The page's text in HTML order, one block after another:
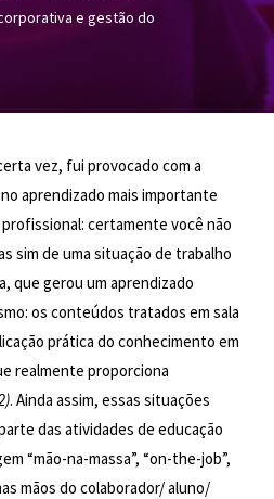
e gestão do
vez, fui provocado com a
aprendizado mais importante
certamente você não
sim de uma situação de trabalho
que gerou um aprendizado
os conteúdos tratados em sala
prática do conhecimento em
realmente proporciona
. Ainda assim, essas situações
das atividades de educação
“mão-na-massa”, “on-the-job”,
mãos do colaborador/ aluno/